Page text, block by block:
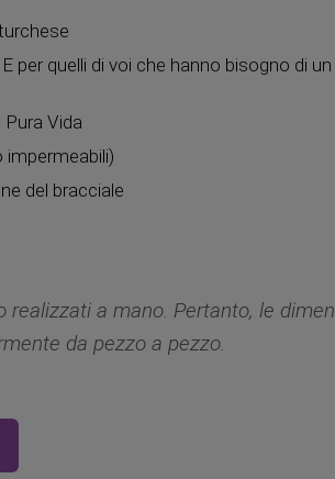
per quelli di voi che hanno bisogno di
Vida
impermeabili)
del bracciale
realizzati a mano. Pertanto, le
da pezzo a pezzo.